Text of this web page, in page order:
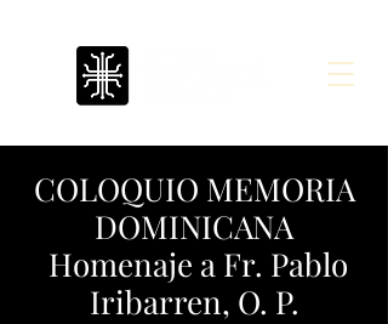
COLOQUIO MEMORIA
DOMINICANA
Homenaje a Fr. Pablo
Iribarren, O. P.